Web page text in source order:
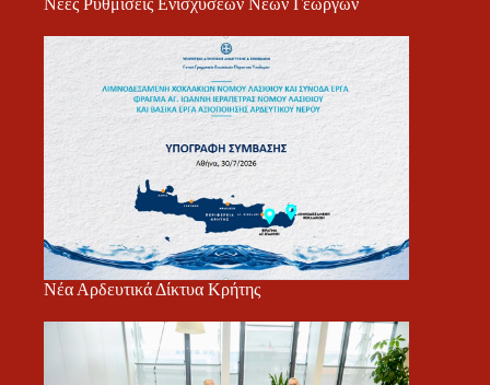
Νέες Ρυθμίσεις Ενισχύσεων Νέων Γεωργών
Νέα Αρδευτικά Δίκτυα Κρήτης